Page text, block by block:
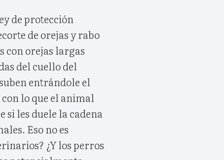
de protección
de orejas y rabo
con orejas largas
del cuello del
entrándole el
lo que el animal
si les duele la cadena
Eso no es
¿Y los perros